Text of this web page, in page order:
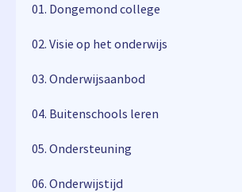
01. Dongemond college
02. Visie op het onderwijs
03. Onderwijsaanbod
04. Buitenschools leren
05. Ondersteuning
06. Onderwijstijd